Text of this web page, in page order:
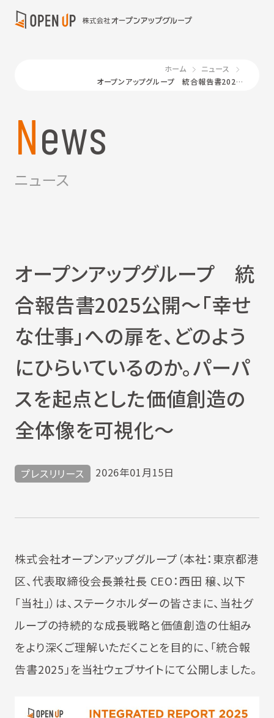
ホーム
ニュース
オープンアップグループ 統合報告書2025公開〜「幸せな仕事」への扉を、どのようにひらいているのか。パーパスを起点とした価値創造の全体像を可視化〜
News
ニュース
オープンアップグループ 統
合報告書2025公開〜「幸せ
な仕事」への扉を、どのよう
にひらいているのか。パーパ
スを起点とした価値創造の
全体像を可視化〜
プレスリリース 2026年01月15日
株式会社オープンアップグループ（本社：東京都港
区、代表取締役会長兼社長 CEO：西田 穣、以下
「当社」）は、ステークホルダーの皆さまに、当社グ
ループの持続的な成長戦略と価値創造の仕組み
をより深くご理解いただくことを目的に、「統合報
告書2025」を当社ウェブサイトにて公開しました。